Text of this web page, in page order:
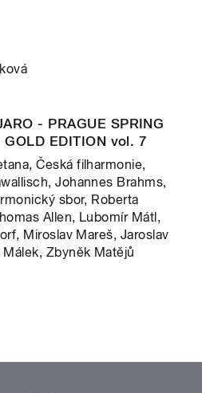
- PRAGUE SPRING
GOLD EDITION vol. 7
Česká filharmonie,
Johannes Brahms,
sbor, Roberta
Allen, Lubomír Mátl,
Miroslav Mareš, Jaroslav
Málek, Zbyněk Matějů